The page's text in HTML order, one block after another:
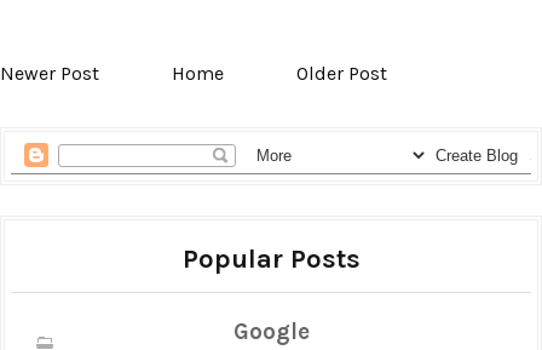
Newer Post Home Older Post
Popular Posts
Google